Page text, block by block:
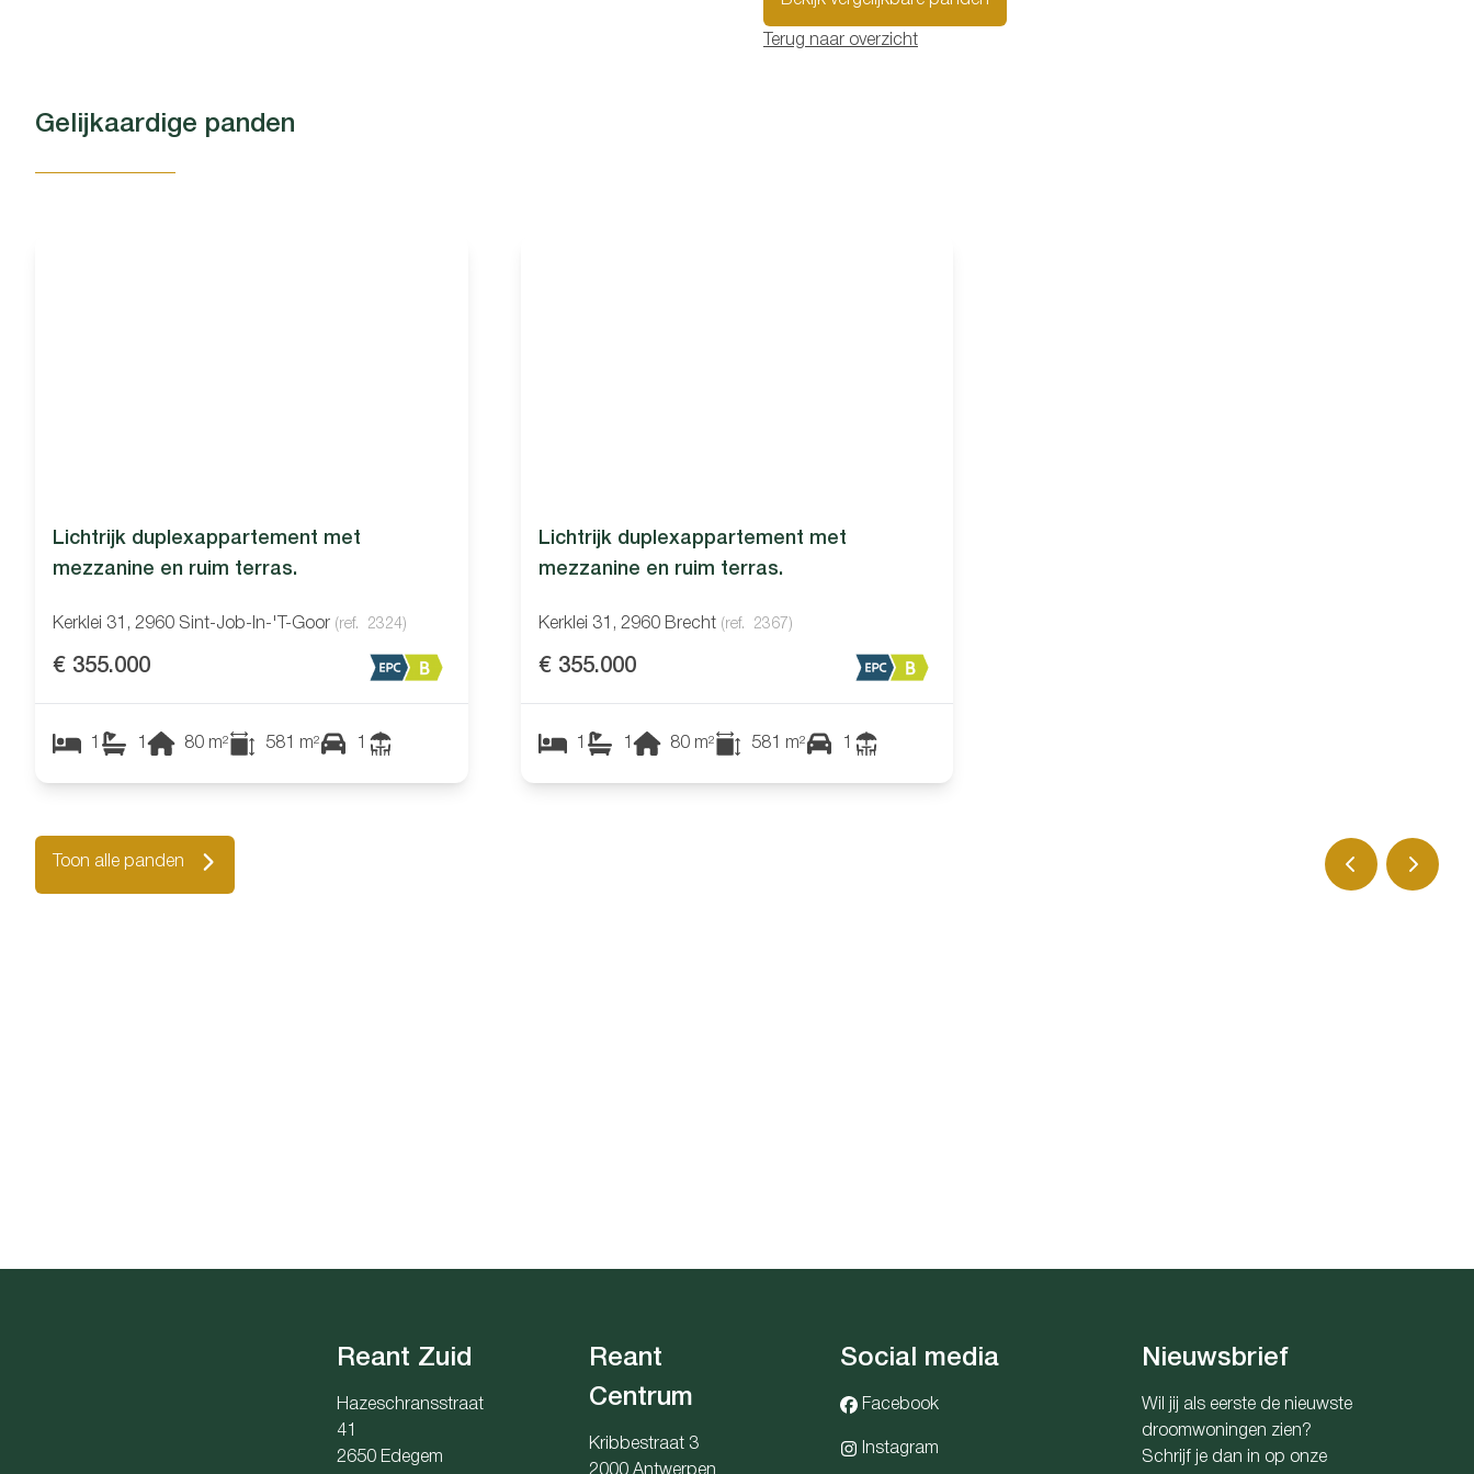
Terug naar overzicht
Gelijkaardige panden
Lichtrijk duplexappartement met
mezzanine en ruim terras.
Kerklei 31, 2960 Sint-Job-In-'t-Goor (ref. 2324)
€ 355.000
1 1 80 m² 581 m² 1
Lichtrijk duplexappartement met
mezzanine en ruim terras.
Kerklei 31, 2960 Brecht (ref. 2367 )
€ 355.000
1 1 80 m² 581 m² 1
Toon alle panden
Reant Zuid
Hazeschransstraat
41
2650 Edegem
Reant
Centrum
Kribbestraat 3
2000 Antwerpen
Social media
Facebook
Instagram
Nieuwsbrief
Wil jij als eerste de nieuwste
droomwoningen zien?
Schrijf je dan in op onze